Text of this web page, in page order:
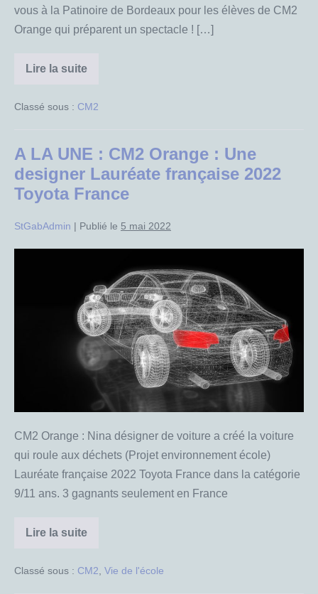
vous à la Patinoire de Bordeaux pour les élèves de CM2
Orange qui préparent un spectacle ! […]
Lire la suite
Les
CM2
Classé sous : CM2
A LA UNE : CM2 Orange : Une
designer Lauréate française 2022
Toyota France
StGabAdmin | Publié le 5 mai 2022
designer
Lauréate
française
2022
Toyota
CM2 Orange : Nina désigner de voiture a créé la voiture
qui roule aux déchets (Projet environnement école)
Lauréate française 2022 Toyota France dans la catégorie
9/11 ans. 3 gagnants seulement en France
Lire la suite
A
:
Classé sous : CM2 Vie de l'école